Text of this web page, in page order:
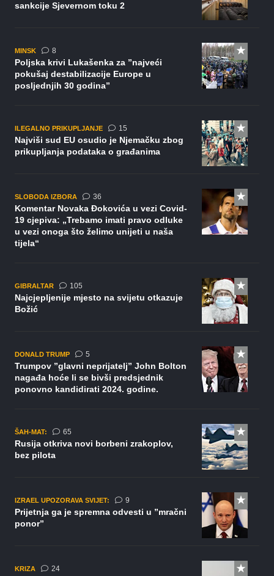
sankcije Sjevernom toku 2
MINSK 8komentara
Poljska krivi Lukašenka za ”najveći
pokušaj destabilizacije Europe u
posljednjih 30 godina”
ILEGALNO PRIKUPLJANJE 15komentara
Najviši sud EU osudio je Njemačku zbog
prikupljanja podataka o građanima
SLOBODA IZBORA 36komentara
Komentar Novaka Đokovića u vezi Covid-
19 cjepiva: „Trebamo imati pravo odluke
u vezi onoga što želimo unijeti u naša
tijela“
GIBRALTAR 105komentara
Najcjepljenije mjesto na svijetu otkazuje
Božić
DONALD TRUMP 5komentara
Trumpov ”glavni neprijatelj” John Bolton
nagađa hoće li se bivši predsjednik
ponovno kandidirati 2024. godine.
ŠAH-MAT: 65komentara
Rusija otkriva novi borbeni zrakoplov,
bez pilota
IZRAEL UPOZORAVA SVIJET: 9komentara
Prijetnja ga je spremna odvesti u ”mračni
ponor”
KRIZA 24komentara